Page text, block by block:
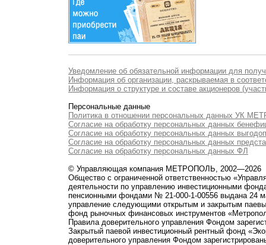
Уведомление об обязательной информации для
Информация об организации, раскрываемая в
Информация о структуре и составе акционеров
Персональные данные
Политика в отношении персональных данных УК
Согласие на обработку персональных данных
Согласие на обработку персональных данных
Согласие на обработку персональных данных
Согласие на обработку персональных данных ФЛ
© Управляющая компания МЕТРОПОЛЬ, 2002—2026
Общество с ограниченной ответственностью
деятельности по управлению инвестиционными
пенсионными фондами № 21-000-1-00556 выдана 24
управление следующими открытым и закрытым
фонд рыночных финансовых инструментов
Правила доверительного управления Фондом
Закрытый паевой инвестиционный рентный фонд
доверительного управления Фондом